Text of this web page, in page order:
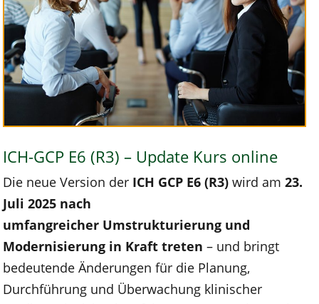
ICH-GCP E6 (R3) – Update Kurs online
Die neue Version der ICH GCP E6 (R3) wird am 23.
Juli 2025 nach
umfangreicher Umstrukturierung und
Modernisierung in Kraft treten – und bringt
bedeutende Änderungen für die Planung,
Durchführung und Überwachung klinischer